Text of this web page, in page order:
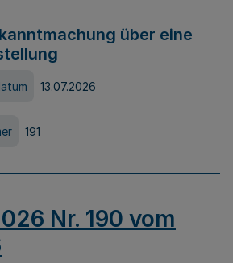
über eine
13.07.2026
191
Nr. 190 vom